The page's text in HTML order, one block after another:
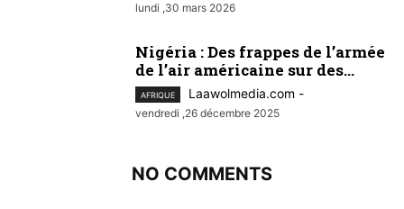
lundi ,30 mars 2026
Nigéria : Des frappes de l’armée
de l’air américaine sur des...
AFRIQUE Laawolmedia.com -
vendredi ,26 décembre 2025
NO COMMENTS